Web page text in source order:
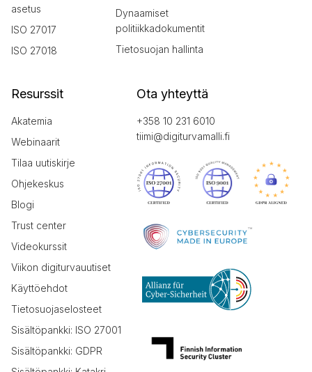
asetus
ISO 27017
ISO 27018
Dynaamiset
politiikkadokumentit
Tietosuojan hallinta
Resurssit
Akatemia
Webinaarit
Tilaa uutiskirje
Ohjekeskus
Blogi
Trust center
Videokurssit
Viikon digiturvauutiset
Käyttöehdot
Tietosuojaselosteet
Sisältöpankki: ISO 27001
Sisältöpankki: GDPR
Ota yhteyttä
+358 10 231 6010
tiimi@digiturvamalli.fi